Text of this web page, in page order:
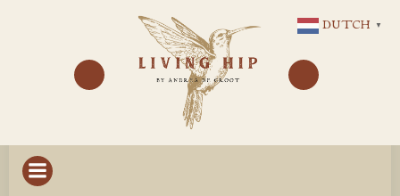
NAAR
DE
INHOUD
DUTCH ▼